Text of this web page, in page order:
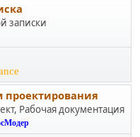
записки
проектирования
Рабочая документация